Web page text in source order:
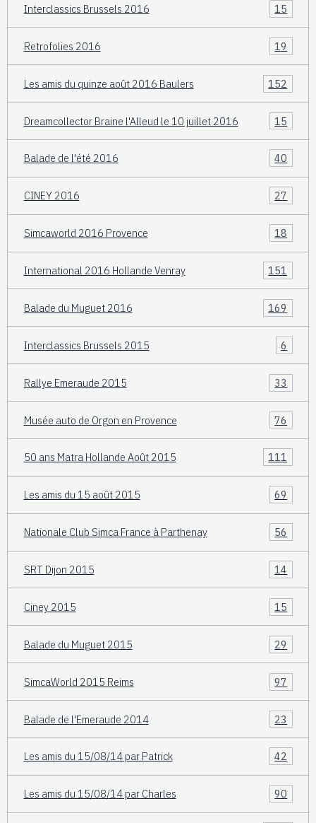
Interclassics Brussels 2016 15
Retrofolies 2016 19
Les amis du quinze août 2016 Baulers 152
Dreamcollector Braine l'Alleud le 10 juillet 2016 15
Balade de l'été 2016 40
CINEY 2016 27
Simcaworld 2016 Provence 18
International 2016 Hollande Venray 151
Balade du Muguet 2016 169
Interclassics Brussels 2015 6
Rallye Emeraude 2015 33
Musée auto de Orgon en Provence 76
50 ans Matra Hollande Août 2015 111
Les amis du 15 août 2015 69
Nationale Club Simca France à Parthenay 56
SRT Dijon 2015 14
Ciney 2015 15
Balade du Muguet 2015 29
SimcaWorld 2015 Reims 97
Balade de l'Emeraude 2014 23
Les amis du 15/08/14 par Patrick 42
Les amis du 15/08/14 par Charles 90